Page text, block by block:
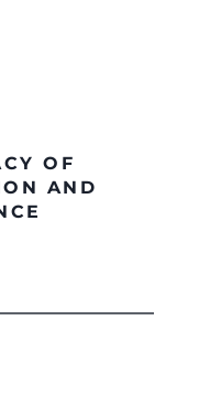
OF
AND